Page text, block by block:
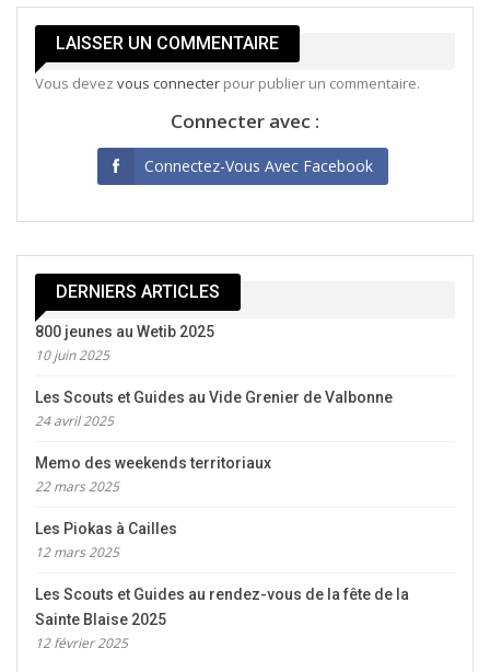
LAISSER UN COMMENTAIRE
Vous devez vous connecter pour publier un commentaire.
Connecter avec :
Connectez-Vous Avec Facebook
DERNIERS ARTICLES
800 jeunes au Wetib 2025
10 juin 2025
Les Scouts et Guides au Vide Grenier de Valbonne
24 avril 2025
Memo des weekends territoriaux
22 mars 2025
Les Piokas à Cailles
12 mars 2025
Les Scouts et Guides au rendez-vous de la fête de la
Sainte Blaise 2025
12 février 2025